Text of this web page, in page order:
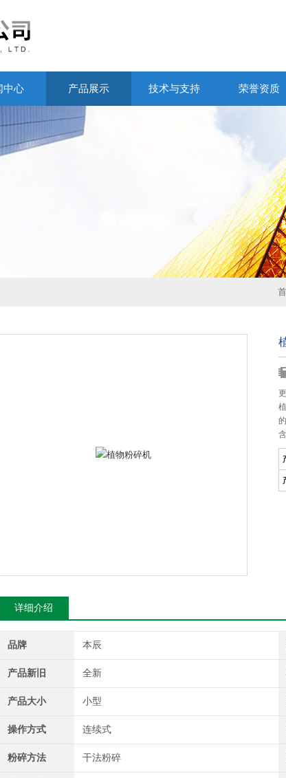
中心 产品展示 技术与支持 荣誉资质
详细介绍
品牌 本辰
产品新旧 全新
产品大小 小型
操作方式 连续式
粉碎方法 干法粉碎